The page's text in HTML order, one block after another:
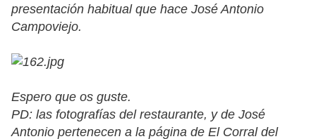
presentación habitual que hace José Antonio
Campoviejo.
Espero que os guste.
PD: las fotografías del restaurante, y de José
Antonio pertenecen a la página de El Corral del